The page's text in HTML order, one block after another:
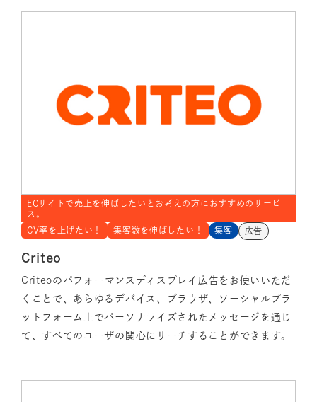
ECサイトで売上を伸ばしたいとお考えの方におすすめのサービ
ス。
CV率を上げたい！
集客数を伸ばしたい！ 集客 広告
Criteo
Criteoのパフォーマンスディスプレイ広告をお使いいただ
くことで、あらゆるデバイス、ブラウザ、ソーシャルプラ
ットフォーム上でパーソナライズされたメッセージを通じ
て、すべてのユーザの関心にリーチすることができます。